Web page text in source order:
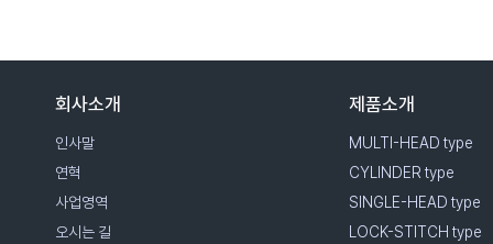
회사소개
인사말
연혁
사업영역
오시는 길
제품소개
MULTI-HEAD type
CYLINDER type
SINGLE-HEAD type
LOCK-STITCH type